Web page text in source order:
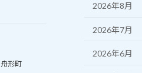
舟形町
2026年8月
2026年7月
2026年6月